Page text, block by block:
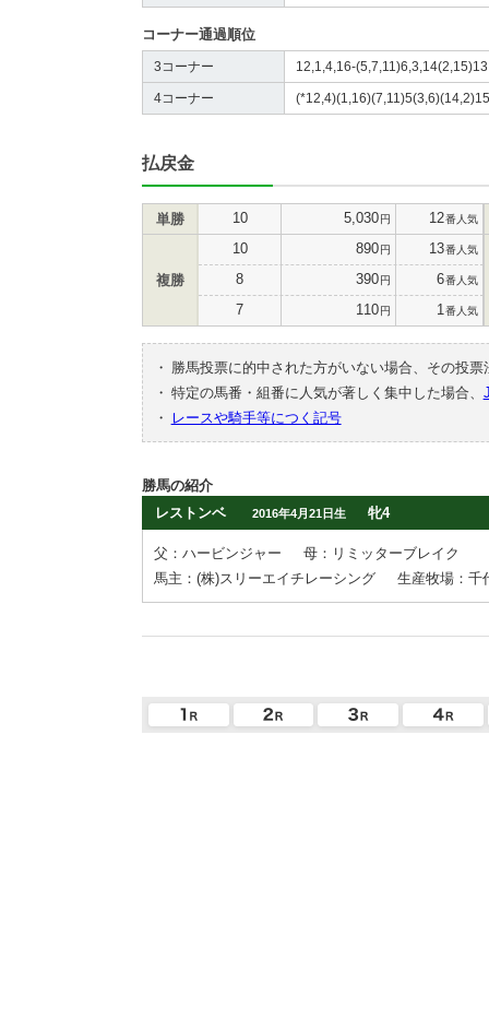
コーナー通過順位
3コーナー 12,1,4,16-
4コーナー
払戻金
単勝 10 5,030円 12番人気
複勝
10 890円 13番人気
8 390円 6番人気
7 110円 1 番人気
・
勝馬投票に的中された方がいない場合、その投
・ 特定の馬番・組番に人気が著しく集中した場合、
・
レースや騎手等につく記号
勝馬の紹介
レストンベ
2016年4月21日生 牝4
父：ハービンジャー
母：リミッターブレイク
馬主：(株)スリーエイチレーシング
生産牧場：千